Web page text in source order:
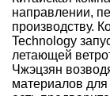
направлении,
производству.
Technology
летающей
Чжэцзян
материалов